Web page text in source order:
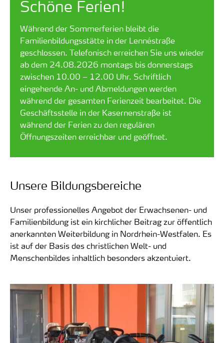
Schöne Ferien!
Während der Sommerferien bleibt die
Familienbildungsstätte in der Lennéstraße
geschlossen. Telefonisch erreichen Sie uns wieder
ab dem 24.08.2026 montags bis donnerstags
zwischen 10.00 – 12.00 Uhr. Schriftlich
eingehende An- und Abmeldungen werden
während der gesamten Ferienzeit bearbeitet. Die
Geschäftsstelle in der Kasernenstraße ist
während der Ferien zu den regulären
Öffnungszeiten erreichbar und geöffnet.
Unsere Bildungsbereiche
Unser professionelles Angebot der Erwachsenen- und
Familienbildung ist ein kirchlicher Beitrag zur öffentlich
anerkannten Weiterbildung in Nordrhein-Westfalen. Es
ist auf der Basis des christlichen Welt- und
Menschenbildes inhaltlich besonders akzentuiert.